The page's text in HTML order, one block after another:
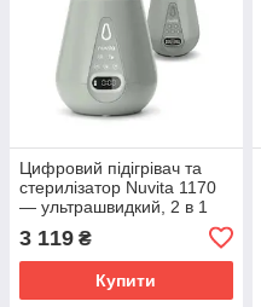
Цифровий підігрівач та
стерилізатор Nuvita 1170
— ультрашвидкий, 2 в 1
3 119 ₴
Купити